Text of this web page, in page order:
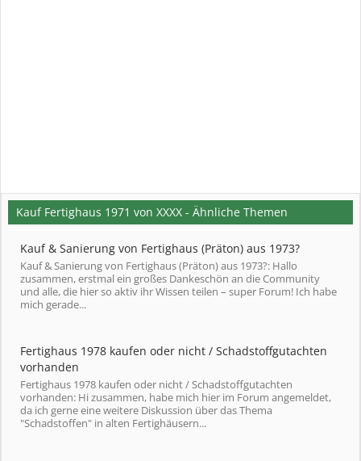
Kauf Fertighaus 1971 von XXXX - Ähnliche Themen
Kauf & Sanierung von Fertighaus (Präton) aus 1973?
Kauf & Sanierung von Fertighaus (Präton) aus 1973?: Hallo
zusammen, erstmal ein großes Dankeschön an die Community
und alle, die hier so aktiv ihr Wissen teilen – super Forum! Ich habe
mich gerade...
Fertighaus 1978 kaufen oder nicht / Schadstoffgutachten
vorhanden
Fertighaus 1978 kaufen oder nicht / Schadstoffgutachten
vorhanden: Hi zusammen, habe mich hier im Forum angemeldet,
da ich gerne eine weitere Diskussion über das Thema
"Schadstoffen" in alten Fertighäusern...